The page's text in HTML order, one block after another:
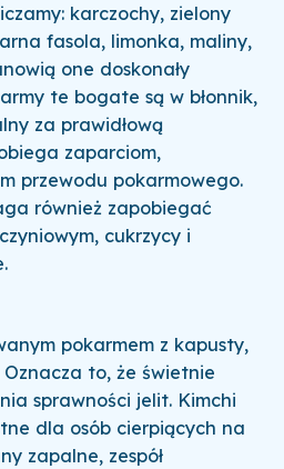
karczochy, zielony
fasola, limonka, maliny,
one doskonały
te bogate są w błonnik,
za prawidłową
zaparciom,
przewodu pokarmowego.
również zapobiegać
cukrzycy i
pokarmem z kapusty,
to, że świetnie
sprawności jelit. Kimchi
dla osób cierpiących na
zapalne, zespół